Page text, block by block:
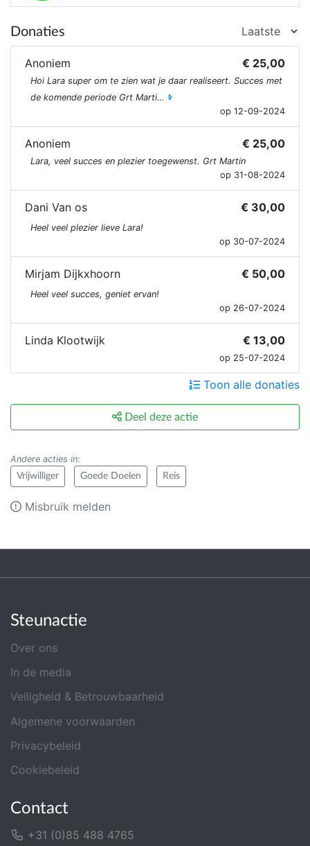
Donaties
Anoniem € 25,00
Hoi Lara super om te zien wat je daar realiseert. Succes met
de komende periode Grt Marti…
op 12-09-2024
Anoniem € 25,00
Lara, veel succes en plezier toegewenst. Grt Martin
op 31-08-2024
Dani Van os € 30,00
Heel veel plezier lieve Lara!
op 30-07-2024
Mirjam Dijkxhoorn € 50,00
Heel veel succes, geniet ervan!
op 26-07-2024
Linda Klootwijk € 13,00
op 25-07-2024
Toon alle donaties
Deel deze actie
Andere acties in:
Vrijwilliger Goede Doelen Reis
Misbruik melden
Steunactie
Over ons
In de media
Veiligheid & Betrouwbaarheid
Algemene voorwaarden
Privacybeleid
Cookiebeleid
Contact
+31 (0)85 488 4765